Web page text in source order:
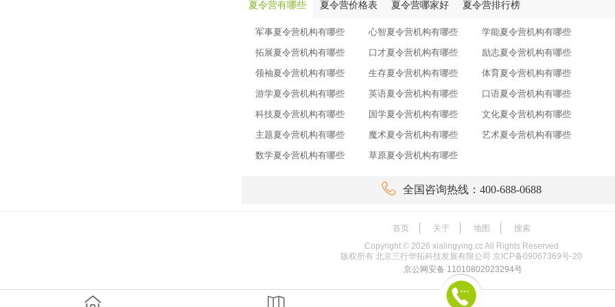
夏令营有哪些 夏令营价格表 夏令营哪家好 夏令营排行榜
军事夏令营机构有哪些 心智夏令营机构有哪些
学能夏令营机构有哪些
拓展夏令营机构有哪些
口才夏令营机构有哪些
励志夏令营机构有哪些
领袖夏令营机构有哪些
生存夏令营机构有哪些
体育夏令营机构有哪些
游学夏令营机构有哪些
英语夏令营机构有哪些
口语夏令营机构有哪些
科技夏令营机构有哪些
国学夏令营机构有哪些
文化夏令营机构有哪些
主题夏令营机构有哪些
魔术夏令营机构有哪些
艺术夏令营机构有哪些
数学夏令营机构有哪些
草原夏令营机构有哪些
 全国咨询热线：400-688-0688
首页 关于 地图
搜索
Copyright © 2026 xialingying.cc All Rights Reserved
版权所有 北京三行华拓科技发展有限公司 京ICP备09067369号-20
京公网安备 11010802023294号